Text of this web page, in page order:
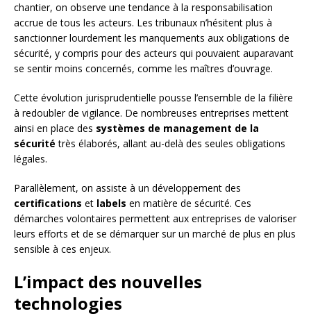
chantier, on observe une tendance à la responsabilisation
accrue de tous les acteurs. Les tribunaux n’hésitent plus à
sanctionner lourdement les manquements aux obligations de
sécurité, y compris pour des acteurs qui pouvaient auparavant
se sentir moins concernés, comme les maîtres d’ouvrage.
Cette évolution jurisprudentielle pousse l’ensemble de la filière
à redoubler de vigilance. De nombreuses entreprises mettent
ainsi en place des systèmes de management de la
sécurité très élaborés, allant au-delà des seules obligations
légales.
Parallèlement, on assiste à un développement des
certifications et labels en matière de sécurité. Ces
démarches volontaires permettent aux entreprises de valoriser
leurs efforts et de se démarquer sur un marché de plus en plus
sensible à ces enjeux.
L’impact des nouvelles
technologies